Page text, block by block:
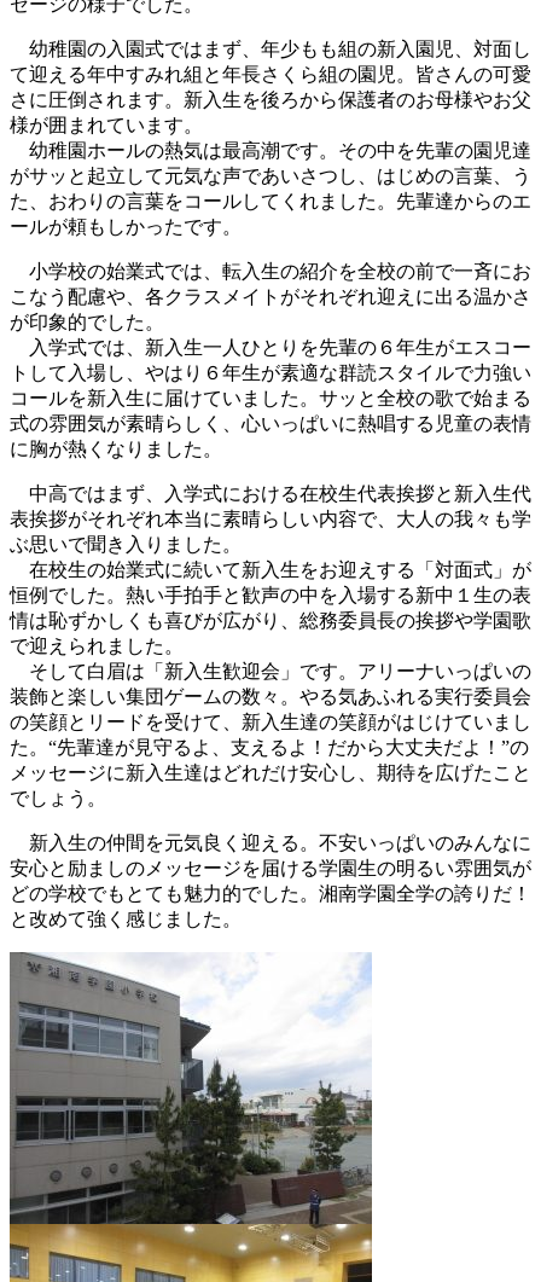
幼稚園の入園式ではまず、年少もも組の新入園児、対面し
て迎える年中すみれ組と年長さくら組の園児。皆さんの可愛
さに圧倒されます。新入生を後ろから保護者のお母様やお父
様が囲まれています。
幼稚園ホールの熱気は最高潮です。その中を先輩の園児達
がサッと起立して元気な声であいさつし、はじめの言葉、う
た、おわりの言葉をコールしてくれました。先輩達からのエ
ールが頼もしかったです。
小学校の始業式では、転入生の紹介を全校の前で一斉にお
こなう配慮や、各クラスメイトがそれぞれ迎えに出る温かさ
が印象的でした。
入学式では、新入生一人ひとりを先輩の６年生がエスコー
トして入場し、やはり６年生が素適な群読スタイルで力強い
コールを新入生に届けていました。サッと全校の歌で始まる
式の雰囲気が素晴らしく、心いっぱいに熱唱する児童の表情
に胸が熱くなりました。
中高ではまず、入学式における在校生代表挨拶と新入生代
表挨拶がそれぞれ本当に素晴らしい内容で、大人の我々も学
ぶ思いで聞き入りました。
在校生の始業式に続いて新入生をお迎えする「対面式」が
恒例でした。熱い手拍手と歓声の中を入場する新中１生の表
情は恥ずかしくも喜びが広がり、総務委員長の挨拶や学園歌
で迎えられました。
そして白眉は「新入生歓迎会」です。アリーナいっぱいの
装飾と楽しい集団ゲームの数々。やる気あふれる実行委員会
の笑顔とリードを受けて、新入生達の笑顔がはじけていまし
た。“先輩達が見守るよ、支えるよ！だから大丈夫だよ！”の
メッセージに新入生達はどれだけ安心し、期待を広げたこと
でしょう。
新入生の仲間を元気良く迎える。不安いっぱいのみんなに
安心と励ましのメッセージを届ける学園生の明るい雰囲気が
どの学校でもとても魅力的でした。湘南学園全学の誇りだ！
と改めて強く感じました。